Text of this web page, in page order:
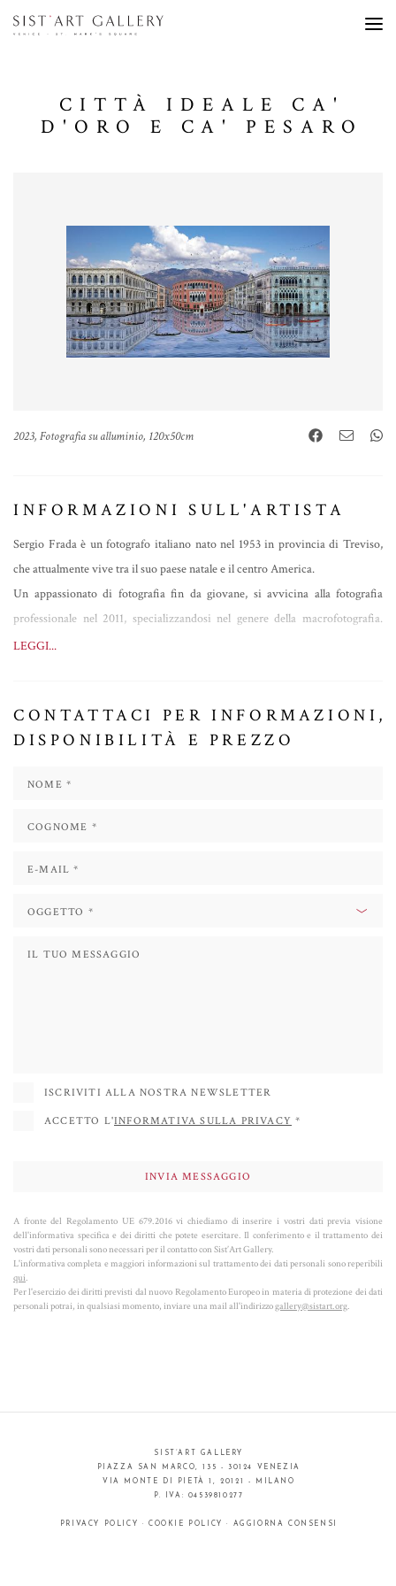
CITTÀ IDEALE CA'
D'ORO E CA' PESARO
2023, Fotografia su alluminio, 120x50cm
INFORMAZIONI SULL'ARTISTA
Sergio Frada è un fotografo italiano nato nel 1953 in provincia di Treviso,
che attualmente vive tra il suo paese natale e il centro America.
Un appassionato di fotografia fin da giovane, si avvicina alla fotografia
professionale nel 2011, specializzandosi nel genere della macrofotografia.
Amante della natura e del viaggio, soprattutto nel centro e sud America e
Nel 2020, a causa della pandemia e non potendo più viaggiare, decide di
cambiare genere e stile, dedicandosi totalmente alla creazione di collage
I suoi soggetti prediletti sono i palazzi storici e i centri delle città, che cerca
Sin dal 2013 ha partecipato a varie esposizioni fotografiche sia personali che
Nel 2017 ha pubblicato il libro educativo per bambini intitolato “ASA,
LEGGI...
CONTATTACI PER INFORMAZIONI,
DISPONIBILITÀ E PREZZO
ISCRIVITI ALLA NOSTRA NEWSLETTER
ACCETTO L'INFORMATIVA SULLA PRIVACY *
A fronte del Regolamento UE 679.2016 vi chiediamo di inserire i vostri dati previa visione
dell'informativa specifica e dei diritti che potete esercitare. Il conferimento e il trattamento dei
vostri dati personali sono necessari per il contatto con Sist’Art Gallery.
L'informativa completa e maggiori informazioni sul trattamento dei dati personali sono reperibili
qui.
Per l'esercizio dei diritti previsti dal nuovo Regolamento Europeo in materia di protezione dei dati
personali potrai, in qualsiasi momento, inviare una mail all'indirizzogallery@sistart.org.
SIST’ART GALLERY
PIAZZA SAN MARCO, 135 - 30124 VENEZIA
VIA MONTE DI PIETÀ 1, 20121 - MILANO
P. IVA: 04539810277
PRIVACY POLICY · COOKIE POLICY · AGGIORNA CONSENSI